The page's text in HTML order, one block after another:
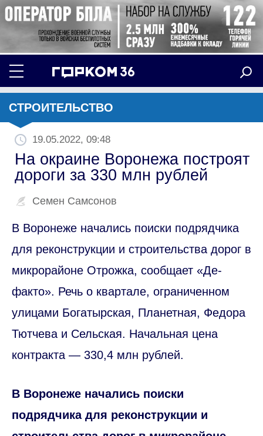
СТРОИТЕЛЬСТВО
19.05.2022, 09:48
На окраине Воронежа построят
дороги за 330 млн рублей
Семен Самсонов
В Воронеже начались поиски подрядчика
для реконструкции и строительства дорог в
микрорайоне Отрожка, сообщает «Де-
факто». Речь о квартале, ограниченном
улицами Богатырская, Планетная, Федора
Тютчева и Сельская. Начальная цена
контракта — 330,4 млн рублей.
В Воронеже начались поиски
подрядчика для реконструкции и